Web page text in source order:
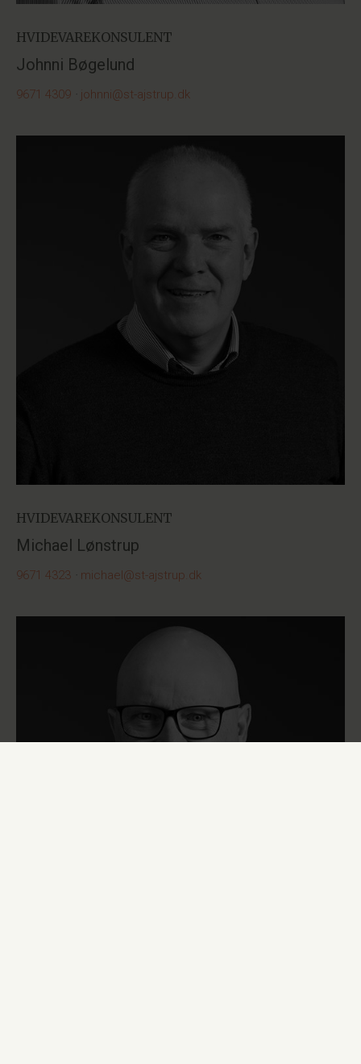
HVIDEVAREKONSULENT
Johnni Bøgelund
9671 4309 johnni@st-ajstrup.dk
HVIDEVAREKONSULENT
Michael Lønstrup
9671 4323 michael@st-ajstrup.dk